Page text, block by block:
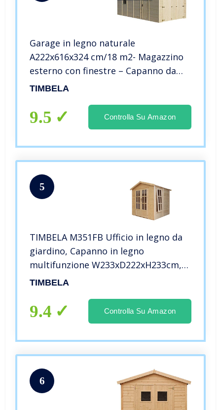
Garage in legno naturale
A222x616x324 cm/18 m2- Magazzino
esterno con finestre – Capanno da
giardino – per auto, bici, deposito
TIMBELA
9.5 Controlla Su Amazon
5
TIMBELA M351FB Ufficio in legno da
giardino, Capanno in legno
multifunzione W233xD222xH233cm,
Cabina da giardino, Ufficio
giardino chiudibile, Home office,
Studio
TIMBELA
9.4 Controlla Su Amazon
6